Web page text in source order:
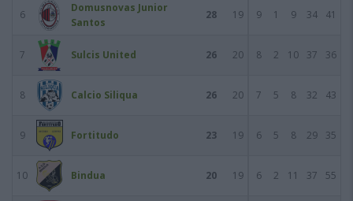
6
Domusnovas Junior
Santos
28 19 9 1 9 34 41
7 Sulcis United 26 20 8 2 10 37 36
8 Calcio Siliqua 26 20 7 5 8 32 43
9 Fortitudo 23 19 6 5 8 29 35
10 Bindua 20 19 6 2 11 37 55